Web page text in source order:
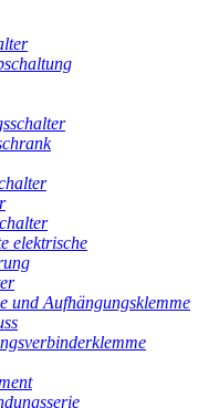
elektrische
und Aufhängungsklemme